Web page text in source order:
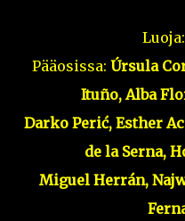
Luoja:
Pääosissa: Úrsula
Ituño, Alba
Darko Perić, Esther
de la Serna,
Miguel Herrán,